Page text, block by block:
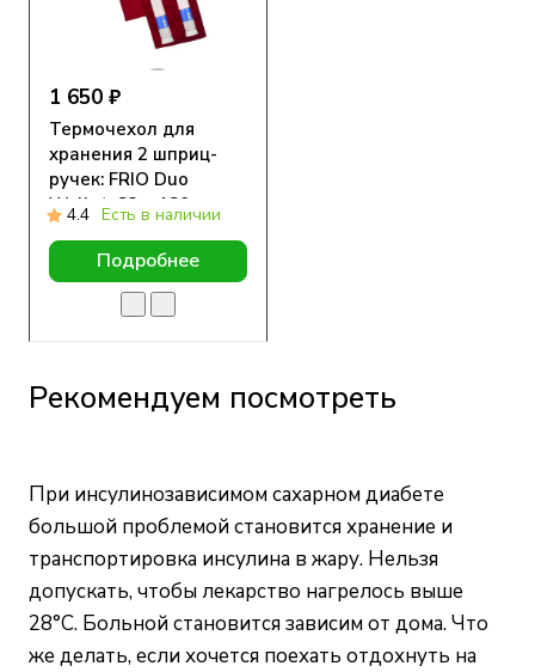
1 650 ₽
Термочехол для
хранения 2 шприц-
ручек: FRIO Duo
Wallet, 83 x 180 мм
4.4 Есть в наличии
Подробнее
Рекомендуем посмотреть
При инсулинозависимом сахарном диабете
большой проблемой становится хранение и
транспортировка инсулина в жару. Нельзя
допускать, чтобы лекарство нагрелось выше
28°С. Больной становится зависим от дома. Что
же делать, если хочется поехать отдохнуть на